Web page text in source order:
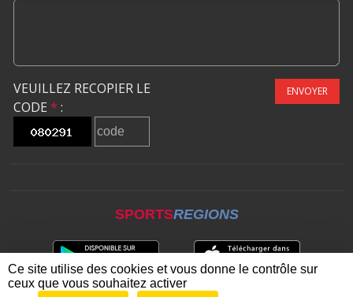
VEUILLEZ RECOPIER LE
CODE * :
ENVOYER
SPORTSREGIONS
Ce site utilise des cookies et vous donne le contrôle sur
ceux que vous souhaitez activer